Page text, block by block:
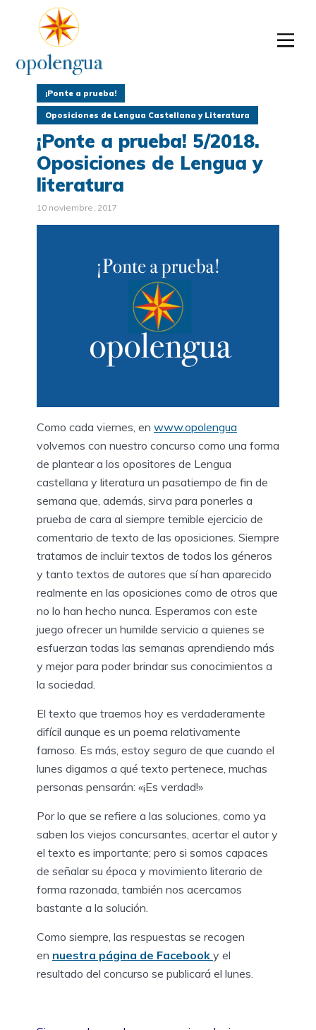
¡Ponte a prueba!
Oposiciones de Lengua Castellana y Literatura
¡Ponte a prueba! 5/2018.
Oposiciones de Lengua y
literatura
10 noviembre, 2017
Como cada viernes, en www.opolengua
volvemos con nuestro concurso como una forma
de plantear a los opositores de Lengua
castellana y literatura un pasatiempo de fin de
semana que, además, sirva para ponerles a
prueba de cara al siempre temible ejercicio de
comentario de texto de las oposiciones. Siempre
tratamos de incluir textos de todos los géneros
y tanto textos de autores que sí han aparecido
realmente en las oposiciones como de otros que
no lo han hecho nunca. Esperamos con este
juego ofrecer un humilde servicio a quienes se
esfuerzan todas las semanas aprendiendo más
y mejor para poder brindar sus conocimientos a
la sociedad.
El texto que traemos hoy es verdaderamente
difícil aunque es un poema relativamente
famoso. Es más, estoy seguro de que cuando el
lunes digamos a qué texto pertenece, muchas
personas pensarán: «¡Es verdad!»
Por lo que se refiere a las soluciones, como ya
saben los viejos concursantes, acertar el autor y
el texto es importante; pero si somos capaces
de señalar su época y movimiento literario de
forma razonada, también nos acercamos
bastante a la solución.
Como siempre, las respuestas se recogen
en nuestra página de Facebook y el
resultado del concurso se publicará el lunes.